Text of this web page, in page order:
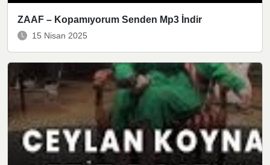
ZAAF – Kopamıyorum Senden Mp3 İndir
15 Nisan 2025